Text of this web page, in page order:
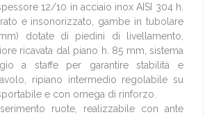
12/10 in acciaio inox AISI 304 h.
e insonorizzato, gambe in tubolare
dotate di piedini di livellamento,
ricavata dal piano h. 85 mm, sistema
a staffe per garantire stabilità e
ripiano intermedio regolabile su
e con omega di rinforzo.
ruote, realizzabile con ante